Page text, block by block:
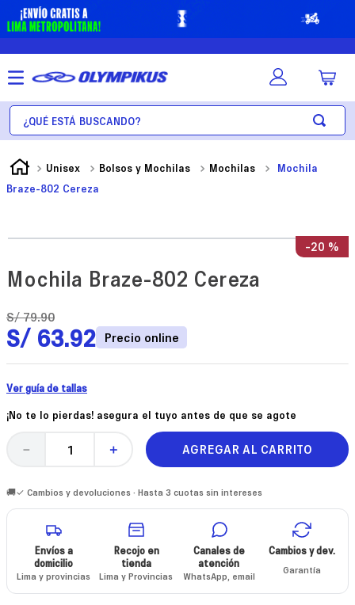
¿Qué está buscando?
Unisex Bolsos y Mochilas Mochilas
Mochila
Braze-802 Cereza
-20 %
Mochila Braze-802 Cereza
S/ 79.90
S/ 63.92
Ver guía de tallas
¡No te lo pierdas! asegura el tuyo antes de que se agote
＋
－ AGREGAR AL CARRITO
🚚✓ Cambios y devoluciones · Hasta 3 cuotas sin intereses
Envíos a
domicilio
Lima y provincias
Recojo en
tienda
Lima y Provincias
Canales de
atención
WhatsApp, email
Cambios y dev.
Garantía